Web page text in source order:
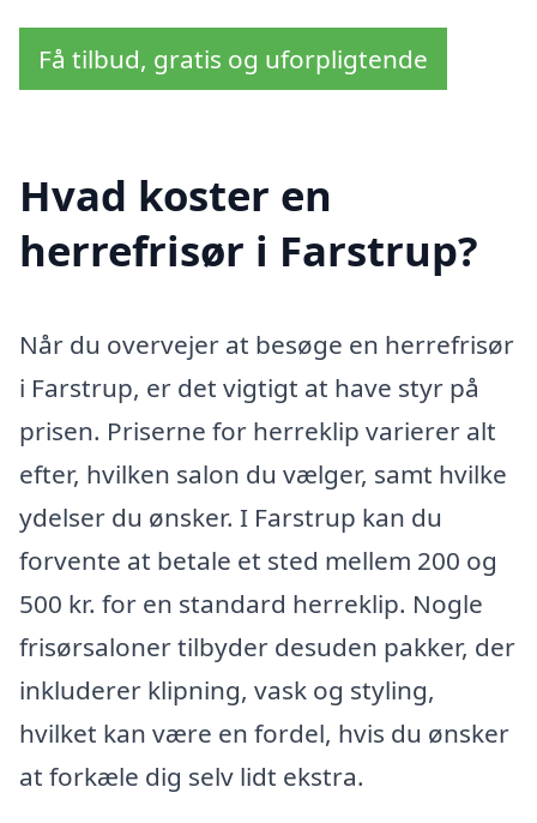
Få tilbud, gratis og uforpligtende
Hvad koster en
herrefrisør i Farstrup?
Når du overvejer at besøge en herrefrisør
i Farstrup, er det vigtigt at have styr på
prisen. Priserne for herreklip varierer alt
efter, hvilken salon du vælger, samt hvilke
ydelser du ønsker. I Farstrup kan du
forvente at betale et sted mellem 200 og
500 kr. for en standard herreklip. Nogle
frisørsaloner tilbyder desuden pakker, der
inkluderer klipning, vask og styling,
hvilket kan være en fordel, hvis du ønsker
at forkæle dig selv lidt ekstra.